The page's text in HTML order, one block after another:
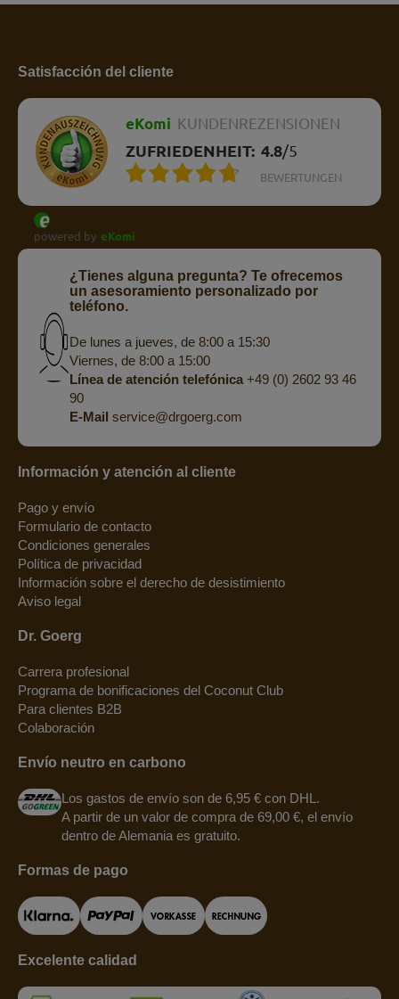
Satisfacción del cliente
eKomi KUNDENREZENSIONEN
ZUFRIEDENHEIT: 4.8/5
BEWERTUNGEN
powered by eKomi
¿Tienes alguna pregunta? Te ofrecemos
un asesoramiento personalizado por
teléfono.
De lunes a jueves, de 8:00 a 15:30
Viernes, de 8:00 a 15:00
Línea de atención telefónica+49 (0) 2602 93 46
90
E-Mail service@drgoerg.com
Información y atención al cliente
Pago y envío
Formulario de contacto
Condiciones generales
Política de privacidad
Información sobre el derecho de desistimiento
Aviso legal
Dr. Goerg
Carrera profesional
Programa de bonificaciones del Coconut Club
Para clientes B2B
Colaboración
Envío neutro en carbono
Los gastos de envío son de 6,95 € con DHL.
A partir de un valor de compra de 69,00 €, el envío
dentro de Alemania es gratuito.
Formas de pago
Excelente calidad